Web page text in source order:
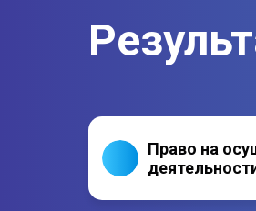
Право на